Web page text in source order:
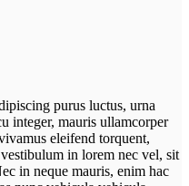
purus luctus, urna
integer, mauris ullamcorper
eleifend torquent,
in lorem nec vel, sit
in neque mauris, enim hac